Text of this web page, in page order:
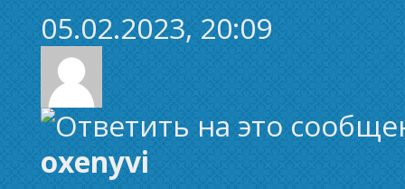
05.02.2023, 20:09
oxenyvi